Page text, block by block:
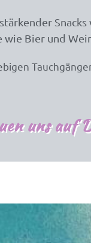
wie Bier und
uns auf